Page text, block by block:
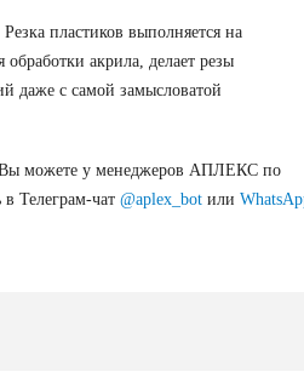
пластиков выполняется на
акрила, делает резы
даже с самой замысловатой
Вы можете у менеджеров АПЛЕКС по
Телеграм-чат @aplex_botили